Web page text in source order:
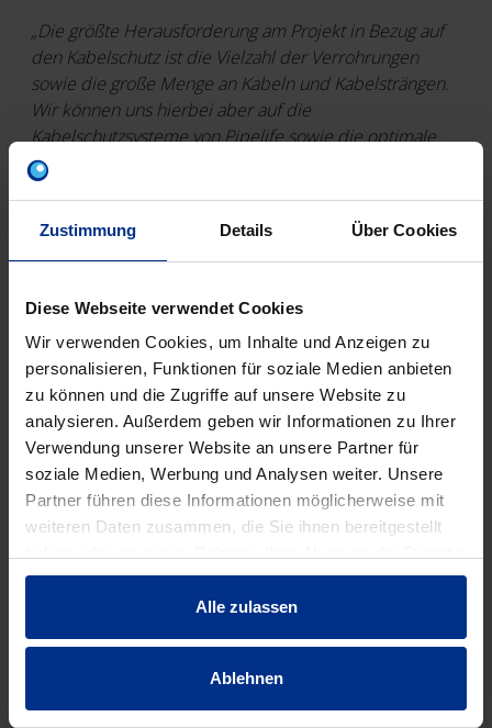
Zustimmung Details Über Cookies
Diese Webseite verwendet Cookies
Wir verwenden Cookies, um Inhalte und Anzeigen zu
personalisieren, Funktionen für soziale Medien anbieten
zu können und die Zugriffe auf unsere Website zu
analysieren. Außerdem geben wir Informationen zu Ihrer
Verwendung unserer Website an unsere Partner für
soziale Medien, Werbung und Analysen weiter. Unsere
Partner führen diese Informationen möglicherweise mit
weiteren Daten zusammen, die Sie ihnen bereitgestellt
gesammelt haben.
Alle zulassen
Ablehnen
„Die größte Herausforderung am Projekt in Bezug auf
den Kabelschutz ist die Vielzahl der Verrohrungen
sowie die große Menge an Kabeln und Kabelsträngen.
Wir können uns hierbei aber auf die
Kabelschutzsysteme von Pipelife sowie die optimale
Betreuung verlassen.“
stellt die gute Zusammenarbeit einen wichtigen
Erfolgsfaktor bei diesem Projekt dar, sowohl mit dem
Auftraggeber VFI als auch mit Pipelife.
© VFI Oils for Life